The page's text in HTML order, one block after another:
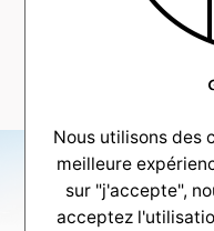
Pessac-
Nous utilisons des
meilleure
sur "j'accepte",
acceptez